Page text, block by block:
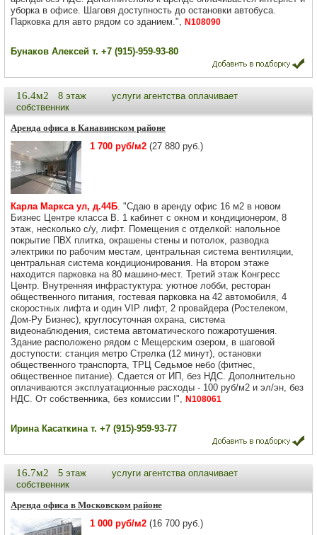
уборка в офисе. Шаговя доступность до остановки автобуса.
Парковка для авто рядом со зданием.", N108090
Бунаков Алексей т. +7 (915)-959-93-80
16.4м2 8 этаж
услуги агентства оплачивает
собственник
Аренда офиса в Канавинском районе
1 700 руб/м2 (27 880 руб.)
Карла Маркса ул, д.44Б. "Сдаю в аренду офис 16 м2 в новом
Бизнес Центре класса В. 1 кабинет с окном и кондиционером, 8
этаж, несколько с/у, лифт. Помещения с отделкой: напольное
покрытие ПВХ плитка, окрашены стены и потолок, разводка
электрики по рабочим местам, центральная система вентиляции,
центральная система кондиционирования. На втором этаже
находится парковка на 80 машино-мест. Третий этаж Конгресс
Центр. Внутренняя инфрастуктура: уютное лобби, ресторан
общественного питания, гостевая парковка на 42 автомобиля, 4
скоростных лифта и один VIP лифт, 2 провайдера (Ростелеком,
Дом-Ру Бизнес), круглосуточная охрана, система
видеонаблюдения, система автоматического пожаротушения.
Здание расположено рядом с Мещерским озером, в шаговой
доступости: станция метро Стрелка (12 минут), остановки
общественного транспорта, ТРЦ Седьмое небо (фитнес,
общественное питание). Сдается от ИП, без НДС. Дополнительно
оплачиваются эксплуатационные расходы - 100 руб/м2 и эл/эн, без
НДС. От собственника, без комиссии !", N108061
Ирина Касаткина т. +7 (915)-959-93-77
16.7м2 5 этаж
услуги агентства оплачивает
собственник
Аренда офиса в Московском районе
1 000 руб/м2 (16 700 руб.)